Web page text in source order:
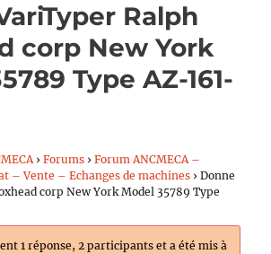
Ralph
corp New York
Type AZ-161-
› Forums › Forum ANCMECA –
– Vente – Echanges de machines › Donne
corp New York Model 35789 Type
1 réponse, 2 participants et a été mis à